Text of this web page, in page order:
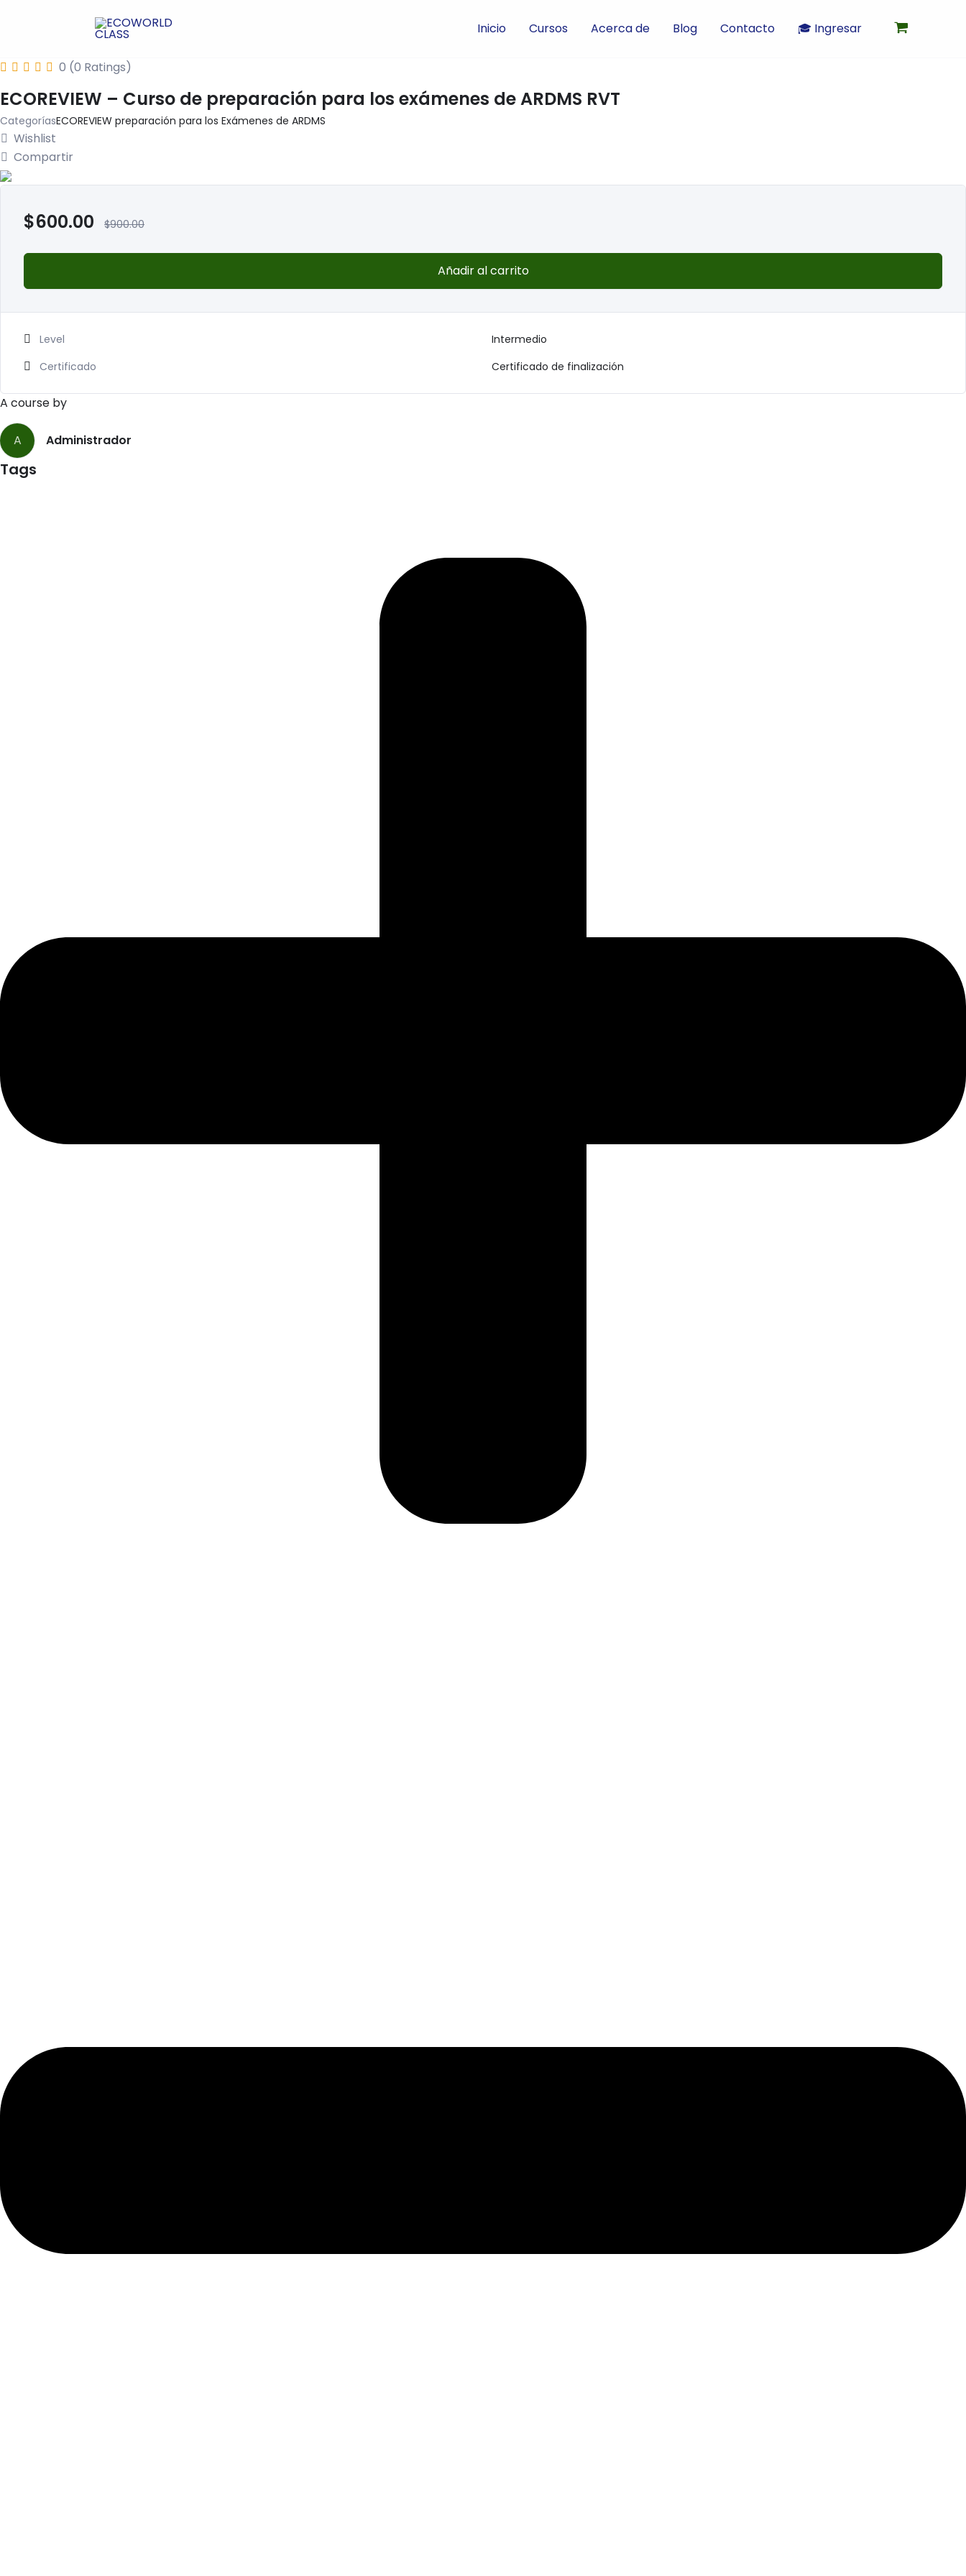
Inicio Cursos Acerca de Blog Contacto 🎓 Ingresar
0 (0 Ratings)
ECOREVIEW – Curso de preparación para los exámenes de ARDMS RVT
CategoríasECOREVIEW preparación para los Exámenes de ARDMS
Wishlist
Compartir
$600.00 $900.00
Añadir al carrito
Level
Intermedio
Certificado
Certificado de finalización
A course by
A Administrador
Tags